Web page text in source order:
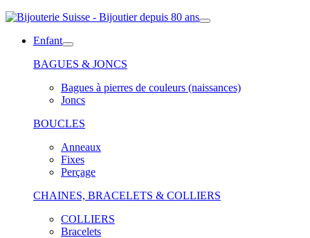
Enfant
BAGUES & JONCS
Bagues à pierres de couleurs (naissances)
Joncs
BOUCLES
Anneaux
Fixes
Perçage
CHAINES, BRACELETS & COLLIERS
COLLIERS
Bracelets